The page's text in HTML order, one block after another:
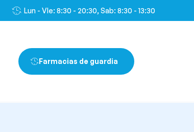
Lun - VIe: 8:30 - 20:30, Sab: 8:30 - 13:30
Farmacias de guardia